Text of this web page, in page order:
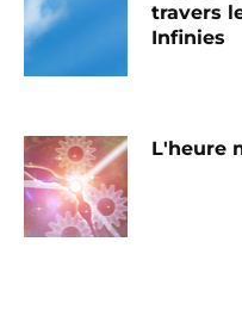
travers
Infinies
L'heure